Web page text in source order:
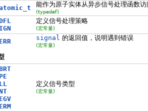
能作为原子实体从异步信号处理函数
(typedef)
定义信号处理策略
(宏常量)
signal 的返回值，说明遇到错误
(宏常量)
定义信号类型
(宏常量)